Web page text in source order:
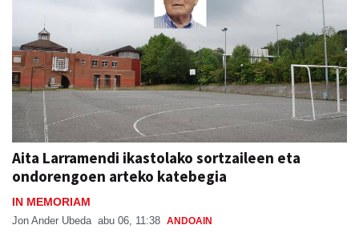
Aita Larramendi ikastolako sortzaileen eta
ondorengoen arteko katebegia
IN MEMORIAM
Jon Ander Ubeda abu 06, 11:38 ANDOAIN